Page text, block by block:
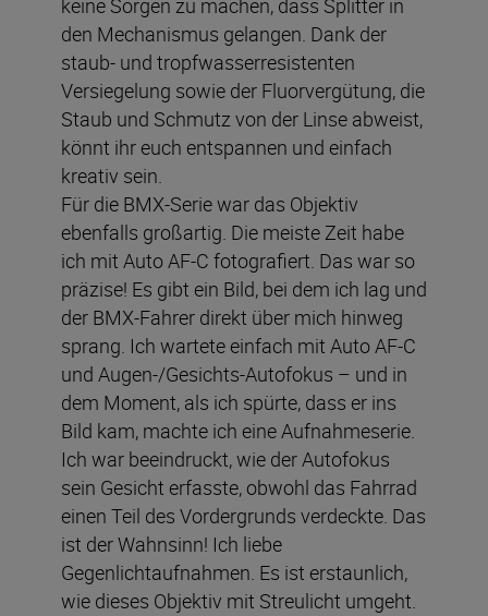
keine Sorgen zu machen, dass Splitter in
den Mechanismus gelangen. Dank der
staub- und tropfwasserresistenten
Versiegelung sowie der Fluorvergütung, die
Staub und Schmutz von der Linse abweist,
könnt ihr euch entspannen und einfach
kreativ sein.
Für die BMX-Serie war das Objektiv
ebenfalls großartig. Die meiste Zeit habe
ich mit Auto AF-C fotografiert. Das war so
präzise! Es gibt ein Bild, bei dem ich lag und
der BMX-Fahrer direkt über mich hinweg
sprang. Ich wartete einfach mit Auto AF-C
und Augen-/Gesichts-Autofokus – und in
dem Moment, als ich spürte, dass er ins
Bild kam, machte ich eine Aufnahmeserie.
Ich war beeindruckt, wie der Autofokus
sein Gesicht erfasste, obwohl das Fahrrad
einen Teil des Vordergrunds verdeckte. Das
ist der Wahnsinn! Ich liebe
Gegenlichtaufnahmen. Es ist erstaunlich,
wie dieses Objektiv mit Streulicht umgeht.